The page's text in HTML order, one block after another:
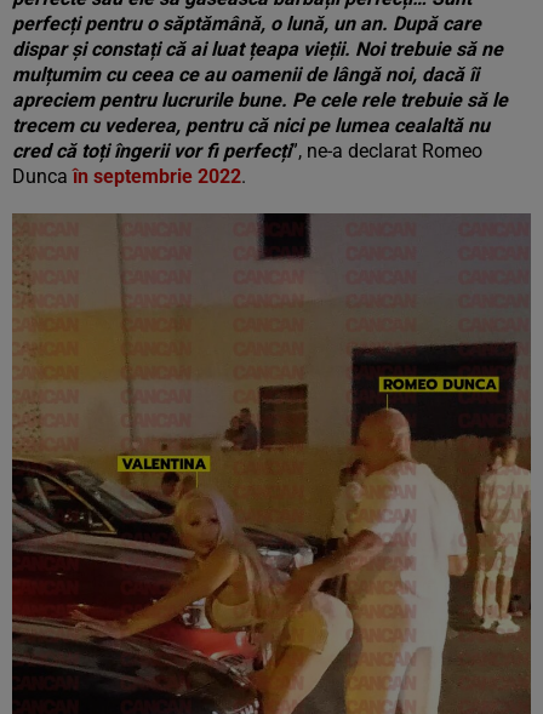
perfecți pentru o săptămână, o lună, un an. După care
dispar și constați că ai luat țeapa vieții. Noi trebuie să ne
mulțumim cu ceea ce au oamenii de lângă noi, dacă îi
apreciem pentru lucrurile bune. Pe cele rele trebuie să le
trecem cu vederea, pentru că nici pe lumea cealaltă nu
cred că toți îngerii vor fi perfecți”, ne-a declarat Romeo
Duncaîn septembrie 2022.